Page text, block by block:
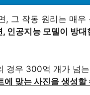
, 그 작동 원리는 매
인공지능 모델이 방
경우 300억 개가 넘
맞는 사진을 생성할